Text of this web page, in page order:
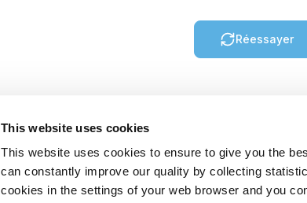
This website uses cookies
This website uses cookies to ensure to give you the
can constantly improve our quality by collecting
cookies in the settings of your web browser and you
Réessayer